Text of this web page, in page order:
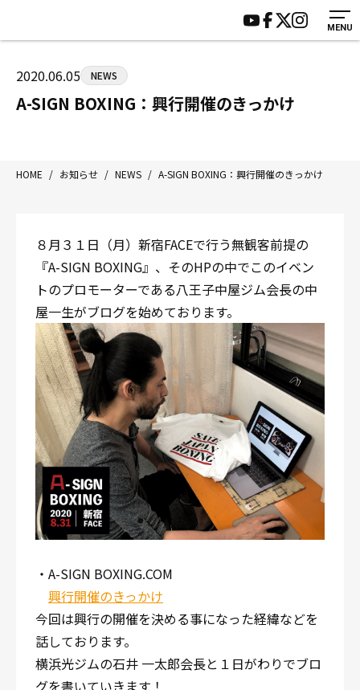
MENU
八王子中屋ボクシングジム
〒192-0072 東京都八王子市南町3-8 第2原嶋ビル1F
Tel/Fax：042-622-7222
営業時間：月〜土 14:00〜22:00 / 日・祝 14:00〜19:00
HOME
ジムについて
トレーニング
入会案内
施設紹介
会員様の声
サポーター募集
2020.06.05 NEWS
A-SIGN BOXING：興行開催のきっかけ
HOME / お知らせ / NEWS / A-SIGN BOXING：興行開催のきっかけ
８月３１日（月）新宿FACEで行う無観客前提の
『A-SIGN BOXING』、そのHPの中でこのイベン
トのプロモーターである八王子中屋ジム会長の中
屋一生がブログを始めております。
・A-SIGN BOXING.COM
興行開催のきっかけ
今回は興行の開催を決める事になった経緯などを
話しております。
横浜光ジムの石井 一太郎会長と１日がわりでブロ
グを書いていきます！